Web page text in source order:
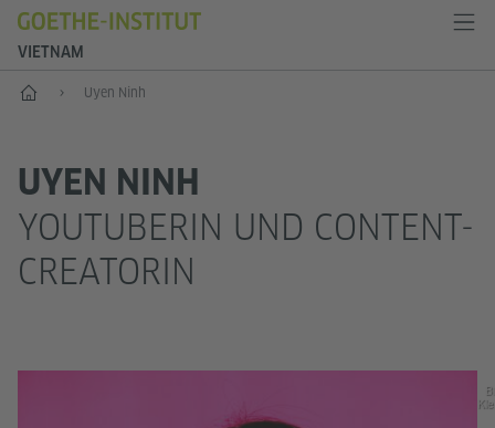
VIETNAM
Start Uyen Ninh
UYEN NINH
YOUTUBERIN UND CONTENT-
CREATORIN